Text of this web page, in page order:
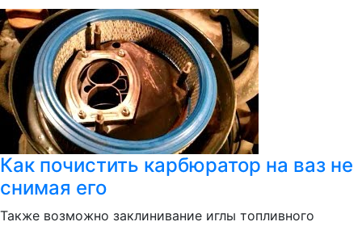
Как почистить карбюратор на ваз не
снимая его
Также возможно заклинивание иглы топливного